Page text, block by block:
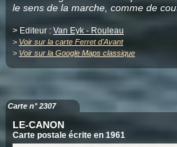
le sens de la marche, comme de
> Editeur : Van Eyk - Rouleau
> Voir sur la carte Ferret d'Avant
> Voir sur la Google Maps classique
Carte n° 2307
LE-CANON
Carte postale écrite en 1961